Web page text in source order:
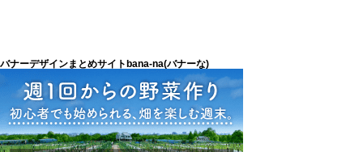
バナーデザインまとめサイトbana-na(バナーな)